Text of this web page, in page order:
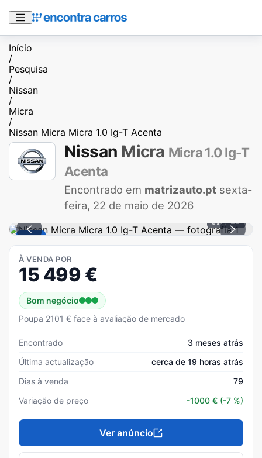
Início
/
Pesquisa
/
Nissan
/
Micra
/
Nissan Micra Micra 1.0 Ig-T Acenta
Nissan Micra Micra 1.0 Ig-T
Acenta
Encontrado em matrizauto.pt sexta-
feira, 22 de maio de 2026
-7 %
À VENDA POR
15 499 €
Bom negócio
Poupa 2101 € face à avaliação de mercado
Encontrado
3 meses atrás
Última actualização
cerca de 19 horas atrás
Dias à venda
79
Variação de preço
-1000 € (-7 %)
Ver anúncio